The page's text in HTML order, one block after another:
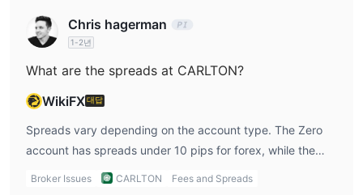
Chris hagerman
1-2년
What are the spreads at CARLTON?
WikiFX대답
Spreads vary depending on the account type. The Zero
account has spreads under 10 pips for forex, while the
Standard account’s spreads are 40-50 pips. Personally,
Broker Issues CARLTON Fees and Spreads